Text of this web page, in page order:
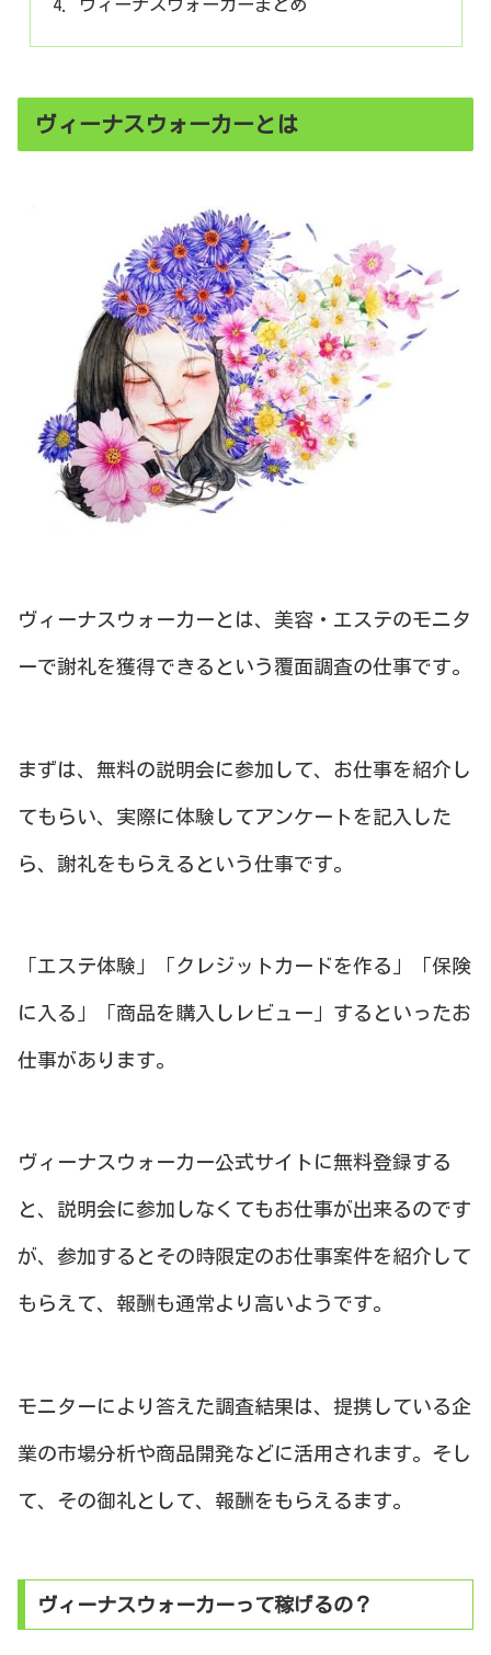
ヴィーナスウォーカーまとめ
ヴィーナスウォーカーとは
ヴィーナスウォーカーとは、美容・エステのモニタ
ーで謝礼を獲得できるという覆面調査の仕事です。
まずは、無料の説明会に参加して、お仕事を紹介し
てもらい、実際に体験してアンケートを記入した
ら、謝礼をもらえるという仕事です。
「エステ体験」「クレジットカードを作る」「保険
に入る」「商品を購入しレビュー」するといったお
仕事があります。
ヴィーナスウォーカー公式サイトに無料登録する
と、説明会に参加しなくてもお仕事が出来るのです
が、参加するとその時限定のお仕事案件を紹介して
もらえて、報酬も通常より高いようです。
モニターにより答えた調査結果は、提携している企
業の市場分析や商品開発などに活用されます。そし
て、その御礼として、報酬をもらえるます。
ヴィーナスウォーカーって稼げるの？